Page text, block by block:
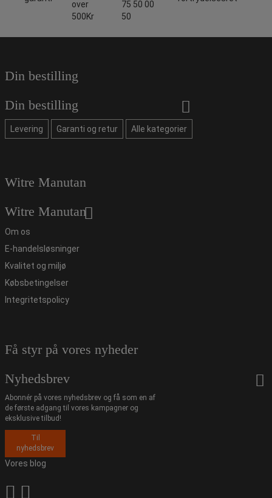
over
500Kr
75 50 00
50
Din bestilling
Din bestilling
Levering Garanti og retur Alle kategorier
Witre Manutan
Witre Manutan
Om os
E-handelsløsninger
Kvalitet og miljø
Købsbetingelser
Integritetspolicy
Få styr på vores nyheder
Nyhedsbrev
Abonnér på vores nyhedsbrev og få som en af
de første adgang til vores kampagner og
eksklusive tilbud!
Til
nyhedsbrev
Vores blog